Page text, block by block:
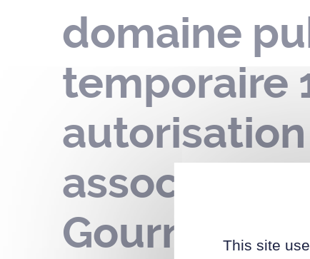
domaine
temporaire
association
Gournerie
This site